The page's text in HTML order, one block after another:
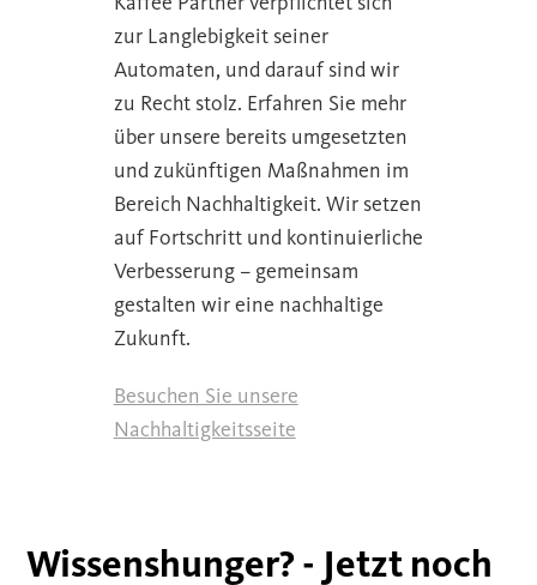
zur Langlebigkeit seiner
Automaten, und darauf sind wir
zu Recht stolz. Erfahren Sie mehr
über unsere bereits umgesetzten
und zukünftigen Maßnahmen im
Bereich Nachhaltigkeit. Wir setzen
auf Fortschritt und kontinuierliche
Verbesserung – gemeinsam
gestalten wir eine nachhaltige
Zukunft.
Besuchen Sie unsere
Nachhaltigkeitsseite
Wissenshunger? - Jetzt noch